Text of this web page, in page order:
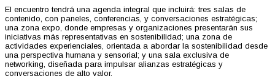
El encuentro tendrá una agenda integral que incluirá: tres salas de
contenido, con paneles, conferencias, y conversaciones estratégicas;
una zona expo, donde empresas y organizaciones presentarán sus
iniciativas más representativas en sostenibilidad; una zona de
actividades experienciales, orientada a abordar la sostenibilidad desde
una perspectiva humana y sensorial; y una sala exclusiva de
networking, diseñada para impulsar alianzas estratégicas y
conversaciones de alto valor.